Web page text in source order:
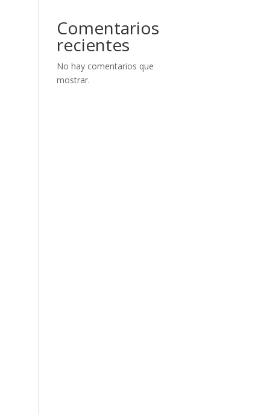
Comentarios
recientes
No hay comentarios que
mostrar.